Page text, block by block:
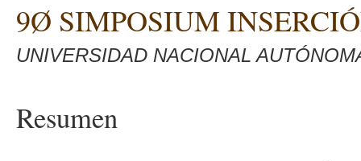
9Ø SIMPOSIUM
UNIVERSIDAD NACIONAL
Resumen